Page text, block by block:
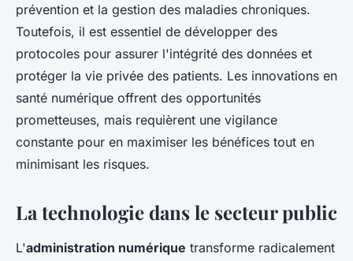
prévention et la gestion des maladies chroniques.
Toutefois, il est essentiel de développer des
protocoles pour assurer l'intégrité des données et
protéger la vie privée des patients. Les innovations en
santé numérique offrent des opportunités
prometteuses, mais requièrent une vigilance
constante pour en maximiser les bénéfices tout en
minimisant les risques.
La technologie dans le secteur public
L'administration numérique transforme radicalement